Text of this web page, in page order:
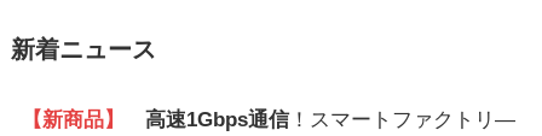
新着ニュース
【新商品】 高速1Gbps通信！スマートファクトリ―